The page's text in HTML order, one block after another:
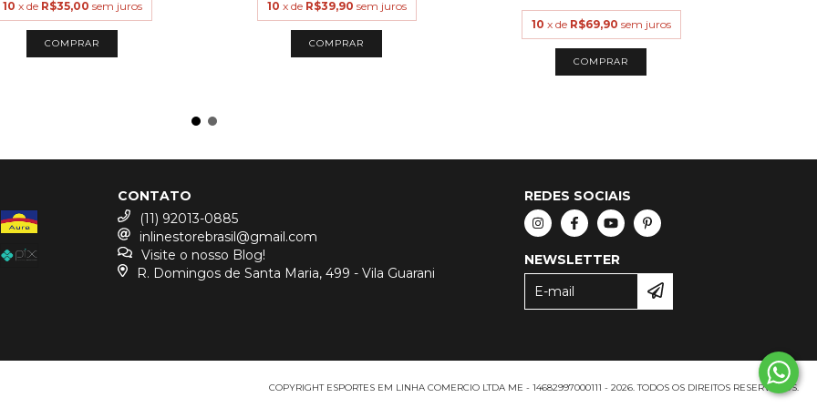
10 x de R$35,00 sem juros
COMPRAR
10 x de R$39,90 sem juros
COMPRAR
10 x de R$69,90 sem juros
COMPRAR
CONTATO
(11) 92013-0885
inlinestorebrasil@gmail.com
Visite o nosso Blog!
R. Domingos de Santa Maria, 499 - Vila Guarani
REDES SOCIAIS
NEWSLETTER
COPYRIGHT ESPORTES EM LINHA COMERCIO LTDA ME - 14682997000111 - 2026. TODOS OS DIREITOS RESERVADOS.